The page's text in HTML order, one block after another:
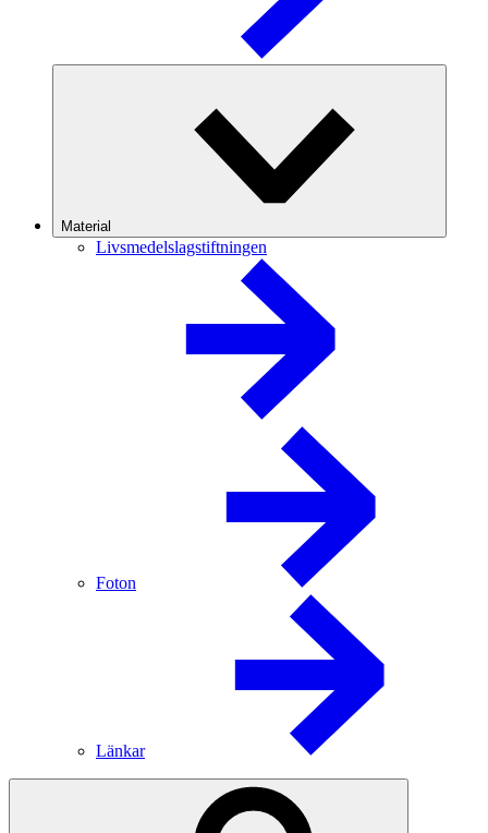
Material
Livsmedelslagstiftningen
Foton
Länkar